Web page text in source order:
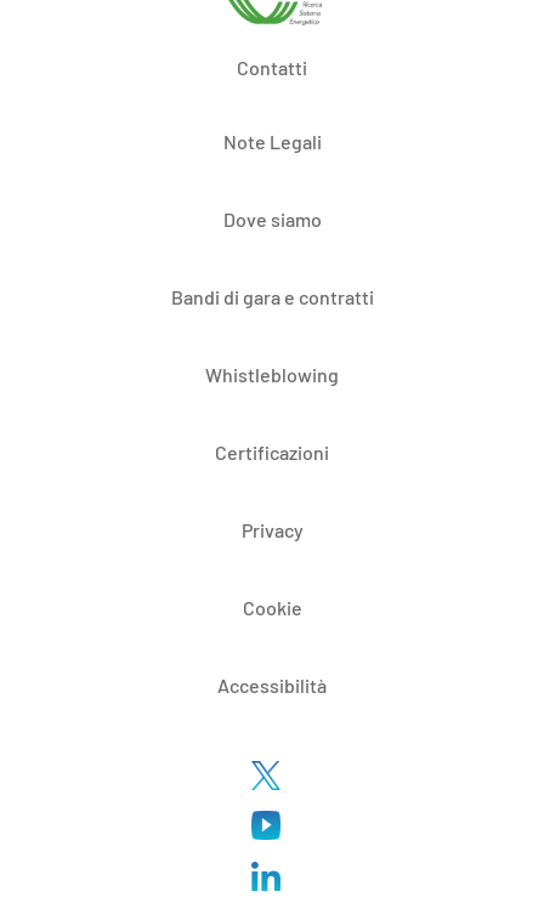
Contatti
Note Legali
Dove siamo
Bandi di gara e contratti
Whistleblowing
Certificazioni
Privacy
Cookie
Accessibilità